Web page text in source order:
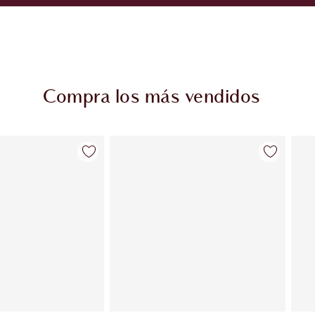
Compra los más vendidos
Artículo 2 de 63 Artículo 3 de 63